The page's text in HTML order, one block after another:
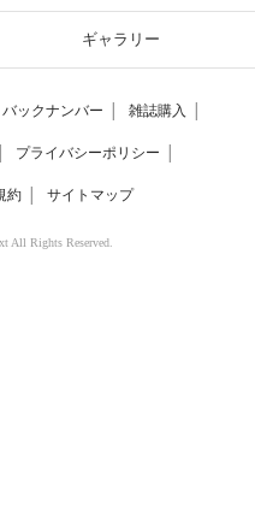
ギャラリー
バックナンバー 雑誌購入
プライバシーポリシー
約 サイトマップ
All Rights Reserved.